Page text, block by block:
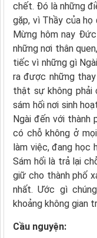
chết. Đó là những
gặp, vì Thầy của
Mừng hôm nay
những nơi thân
tiếc vì những gì
ra được những
thật sự không phải
sám hối nơi sinh
Ngài đến với thành
có chỗ không ở
làm việc, đang học
Sám hối là trả lại
giữ cho thành phố
nhất. Ước gì
khoảng không gian
Cầu nguyện: